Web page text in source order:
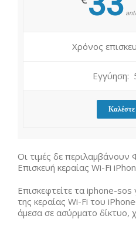
Χρόνος
Εγγύηση:
Οι τιμές δε
Επισκευή κεραίας Wi-Fi
Επισκεφτείτε τα iphone-sos
της κεραίας Wi-Fi του
άμεσα σε ασύρματο δίκτυο,